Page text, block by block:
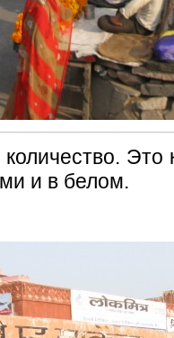
Это
и в белом.